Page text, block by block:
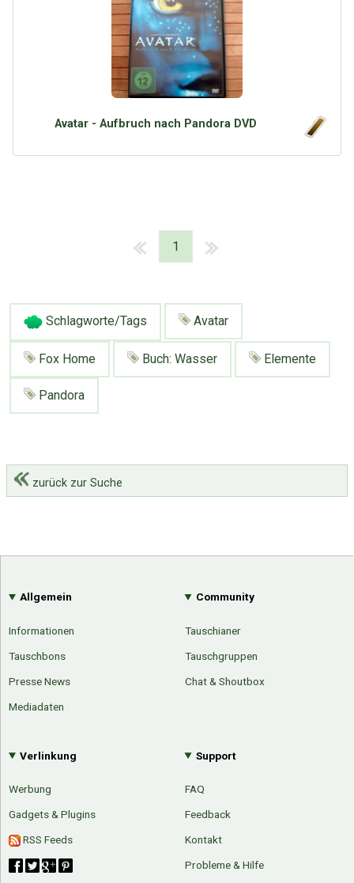
Avatar - Aufbruch nach Pandora DVD
1
Schlagworte/Tags Avatar
Fox Home Buch: Wasser Elemente
Pandora
zurück zur Suche
Allgemein
Informationen
Tauschbons
Presse News
Mediadaten
Community
Tauschianer
Tauschgruppen
Chat & Shoutbox
Verlinkung
Werbung
Gadgets & Plugins
RSS Feeds
Support
FAQ
Feedback
Kontakt
Probleme & Hilfe